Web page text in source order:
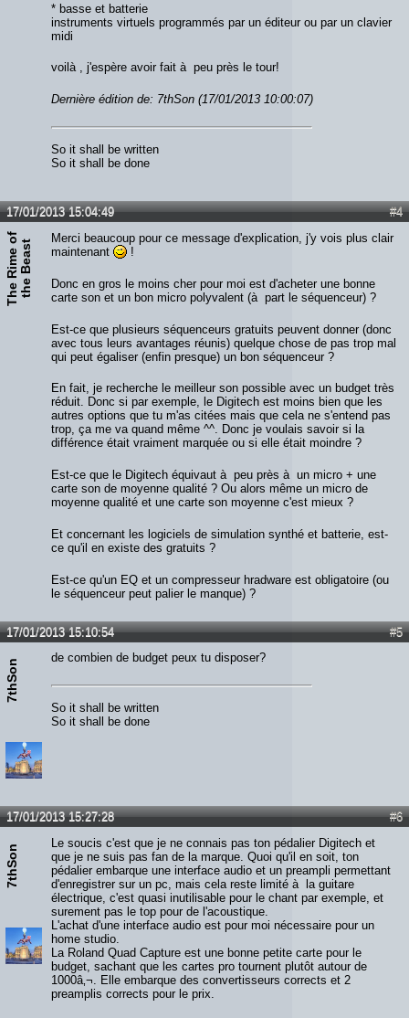
* basse et batterie
instruments virtuels programmés par un éditeur ou par un clavier
midi
voilà , j'espère avoir fait à peu près le tour!
Dernière édition de: 7thSon (17/01/2013 10:00:07)
So it shall be written
So it shall be done
#4
17/01/2013 15:04:49
T
h
e
R
i
m
e
o
f
t
h
e
B
e
a
st
Merci beaucoup pour ce message d'explication, j'y vois plus clair
maintenant
!
Donc en gros le moins cher pour moi est d'acheter une bonne
carte son et un bon micro polyvalent (à part le séquenceur) ?
Est-ce que plusieurs séquenceurs gratuits peuvent donner (donc
avec tous leurs avantages réunis) quelque chose de pas trop mal
qui peut égaliser (enfin presque) un bon séquenceur ?
En fait, je recherche le meilleur son possible avec un budget très
réduit. Donc si par exemple, le Digitech est moins bien que les
autres options que tu m'as citées mais que cela ne s'entend pas
trop, ça me va quand même ^^. Donc je voulais savoir si la
différence était vraiment marquée ou si elle était moindre ?
Est-ce que le Digitech équivaut à peu près à un micro + une
carte son de moyenne qualité ? Ou alors même un micro de
moyenne qualité et une carte son moyenne c'est mieux ?
Et concernant les logiciels de simulation synthé et batterie, est-
ce qu'il en existe des gratuits ?
Est-ce qu'un EQ et un compresseur hradware est obligatoire (ou
le séquenceur peut palier le manque) ?
#5
17/01/2013 15:10:54
7thSon
de combien de budget peux tu disposer?
So it shall be written
So it shall be done
#6
17/01/2013 15:27:28
7thSon
Le soucis c'est que je ne connais pas ton pédalier Digitech et
que je ne suis pas fan de la marque. Quoi qu'il en soit, ton
pédalier embarque une interface audio et un preampli permettant
d'enregistrer sur un pc, mais cela reste limité à la guitare
électrique, c'est quasi inutilisable pour le chant par exemple, et
surement pas le top pour de l'acoustique.
L'achat d'une interface audio est pour moi nécessaire pour un
home studio.
La Roland Quad Capture est une bonne petite carte pour le
budget, sachant que les cartes pro tournent plutôt autour de
1000â‚¬. Elle embarque des convertisseurs corrects et 2
preamplis corrects pour le prix.